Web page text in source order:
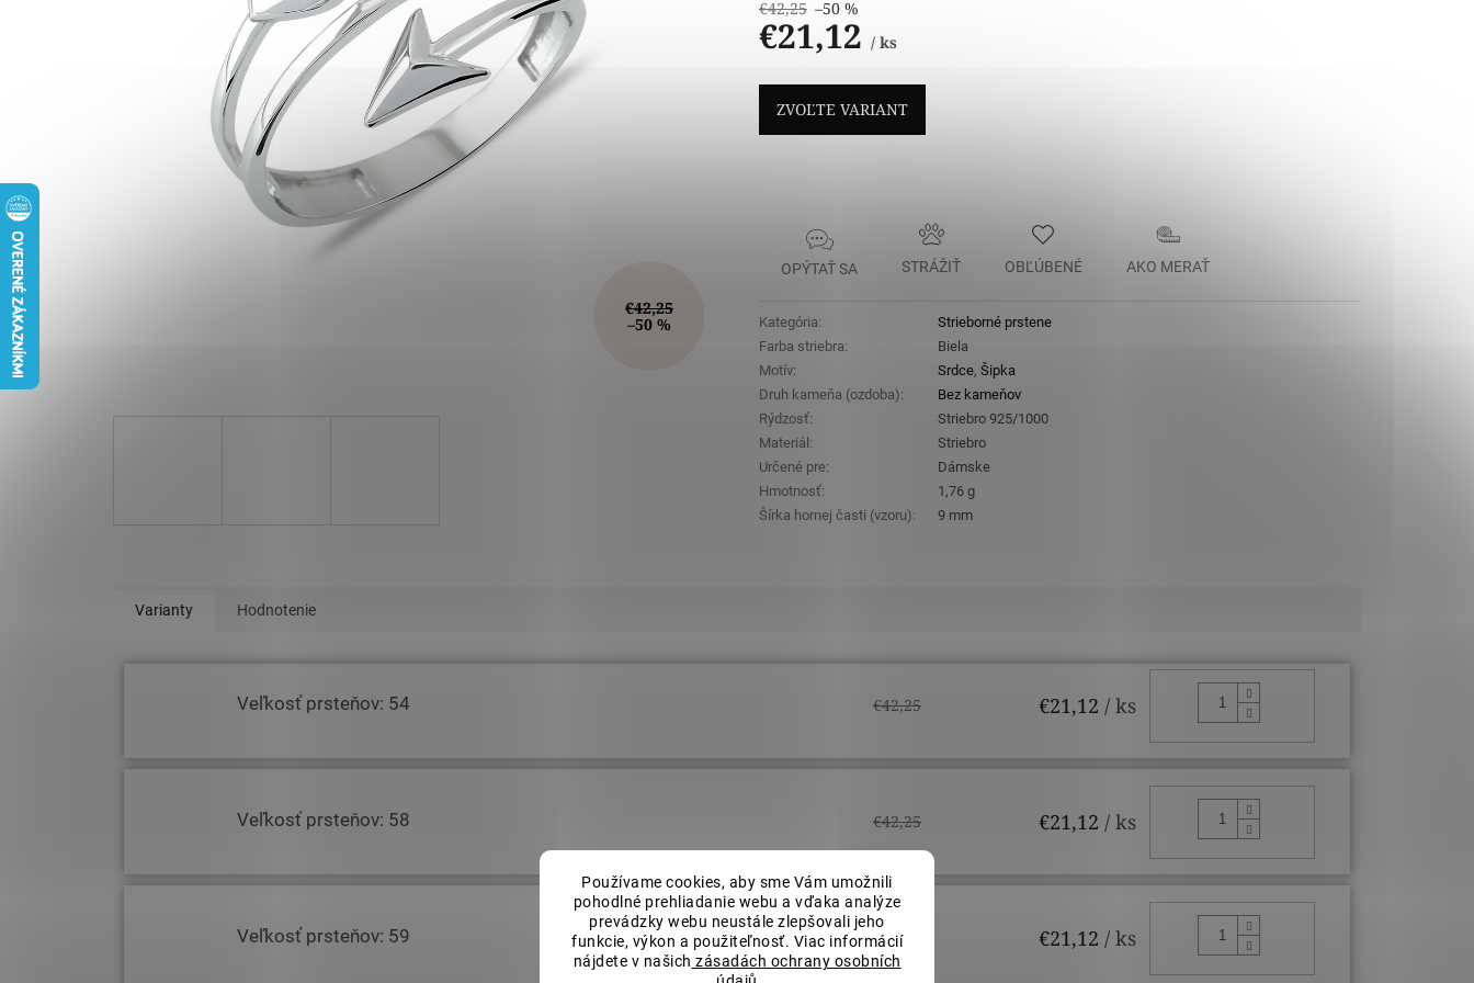
Používame cookies, aby sme Vám umožnili
pohodlné prehliadanie webu a vďaka analýze
prevádzky webu neustále zlepšovali jeho
funkcie, výkon a použiteľnosť. Viac informácií
nájdete v našich zásadách ochrany osobních
€42,25
–50 %
€42,25 –50 %
€21,12 / ks
ZVOĽTE VARIANT
OPÝTAŤ SA STRÁŽIŤ OBĽÚBENÉ AKO MERAŤ
Kategória:
Strieborné prstene
Farba striebra:
Biela
Motív: Srdce, Šipka
Druh kameňa (ozdoba):
Bez kameňov
Rýdzosť:
Striebro 925/1000
Materiál :
Striebro
Určené pre:
Dámske
Hmotnosť:
1,76 g
Šírka hornej časti (vzoru): 9 mm
Varianty Hodnotenie
Veľkosť prsteňov: 54 €42,25 €21,12 / ks
Veľkosť prsteňov: 58 €42,25 €21,12 / ks
Veľkosť prsteňov: 59 €42,25 €21,12 / ks